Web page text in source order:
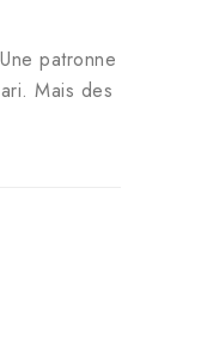
patronne
Mais des